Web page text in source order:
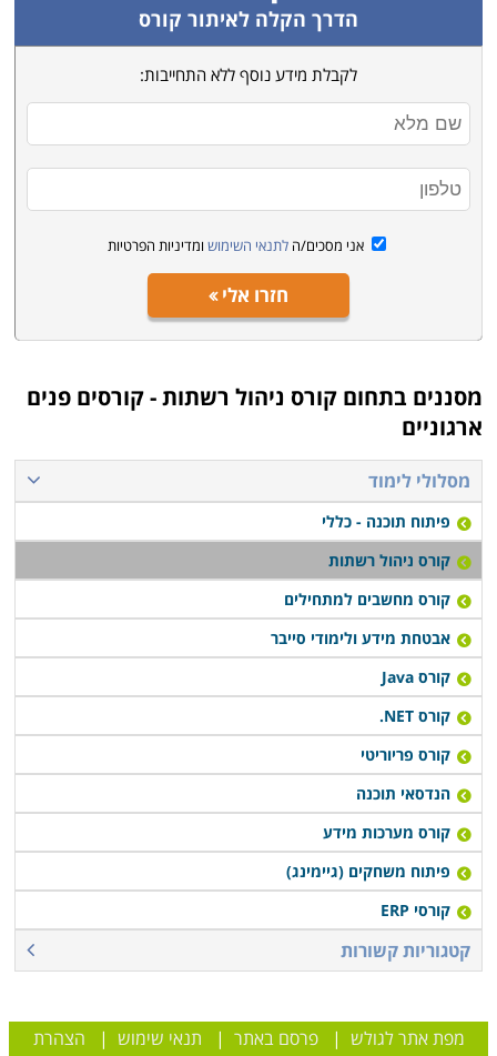
הדרך הקלה לאיתור קורס
לקבלת מידע נוסף ללא התחייבות:
אני מסכים/ה לתנאי השימוש ומדיניות הפרטיות
חזרו אלי
מסננים בתחום קורס ניהול רשתות - קורסים פנים
ארגוניים
מסלולי לימוד
פיתוח תוכנה - כללי
קורס ניהול רשתות
קורס מחשבים למתחילים
אבטחת מידע ולימודי סייבר
קורס Java
קורס NET.
קורס פריוריטי
הנדסאי תוכנה
קורס מערכות מידע
פיתוח משחקים (גיימינג)
קורסי ERP
קטגוריות קשורות
מפת אתר לגולש |פרסם באתר | תנאי שימוש | הצהרת